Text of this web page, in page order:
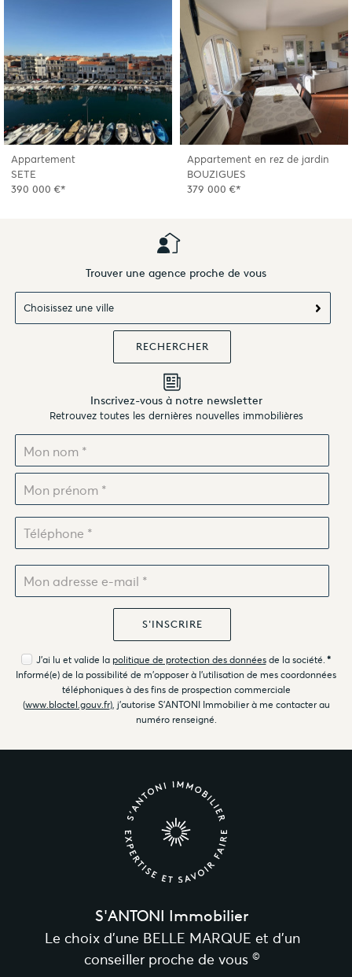
Appartement
SETE
390 000 €*
Appartement en rez de jardin
BOUZIGUES
379 000 €*
Trouver une agence proche de vous
Choisissez une ville
Inscrivez-vous à notre newsletter
Retrouvez toutes les dernières nouvelles immobilières
J'ai lu et valide la politique de protection des donnéesde la société. *
Informé(e) de la possibilité de m'opposer à l'utilisation de mes coordonnées
téléphoniques à des fins de prospection commerciale
(www.bloctel.gouv.fr), j'autorise S'ANTONI Immobilier à me contacter au
numéro renseigné.
S'ANTONI Immobilier
Le choix d’une BELLE MARQUE et d’un
conseiller proche de vous ©